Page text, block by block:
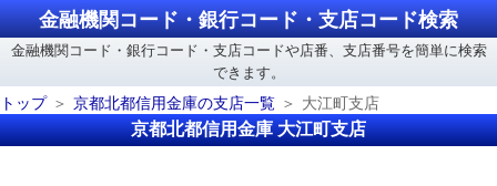
金融機関コード・銀行コード・支店コード検索
金融機関コード・銀行コード・支店コードや店番、支店番号を簡単に検索
できます。
トップ
京都北都信用金庫の支店一覧 大江町支店
京都北都信用金庫 大江町支店